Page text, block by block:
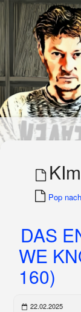
Pop
DAS
WE
160)
22.02.2025